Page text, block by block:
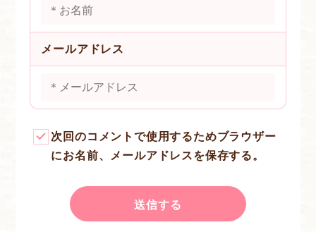
メールアドレス
次回のコメントで使用するためブラウザー
にお名前、メールアドレスを保存する。